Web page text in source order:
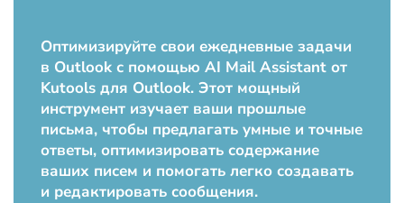
Оптимизируйте свои ежедневные задачи
в Outlook с помощью AI Mail Assistant от
Kutools для Outlook. Этот мощный
инструмент изучает ваши прошлые
письма, чтобы предлагать умные и точные
ответы, оптимизировать содержание
ваших писем и помогать легко создавать
и редактировать сообщения.